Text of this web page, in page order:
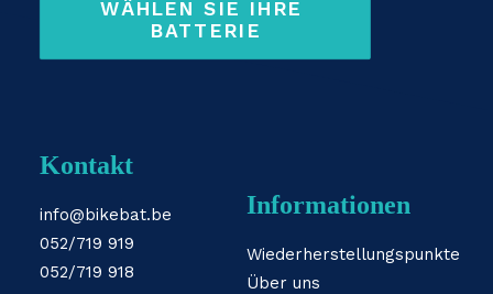
WÄHLEN SIE IHRE
BATTERIE
Kontakt
info@bikebat.be
052/719 919
052/719 918
Informationen
Wiederherstellungspunkte
Über uns